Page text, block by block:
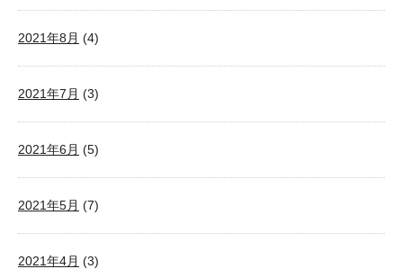
2021年8月 (4)
2021年7月 (3)
2021年6月 (5)
2021年5月 (7)
2021年4月 (3)